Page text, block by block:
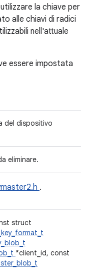
la chiave per
alle chiavi di radici
nell'attuale
essere impostata
del dispositivo
eliminare.
.
struct
*client_id, const